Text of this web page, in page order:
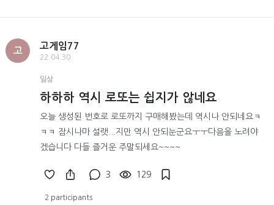
고
고게임77
22.04.30
일상
하하하 역시 로또는 쉽지가 않네요
오늘 생성된 번호로 로또까지 구매해봤는데 역시나 안되네요ㅋ
ㅋㅋ 잠시나마 설랫...지만 역시 안되눈군요ㅜㅜ다음을 노려야
겠습니다 다들 즐거운 주말되세요~~~~
3 129
2 participants